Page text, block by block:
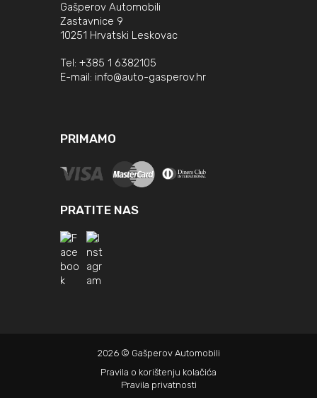
Gašperov Automobili
Zastavnice 9
10251 Hrvatski Leskovac
Tel: +385 1 6382105
E-mail: info@auto-gasperov.hr
PRIMAMO
PRATITE NAS
2026 © Gašperov Automobili
Pravila o korištenju kolačića
Pravila privatnosti